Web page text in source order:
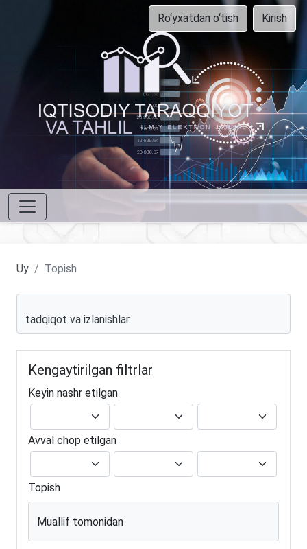
Ro‘yxatdan o‘tish Kirish
Uy Topish
Kengaytirilgan filtrlar
Keyin nashr etilgan
Avval chop etilgan
Topish
Muallif tomonidan